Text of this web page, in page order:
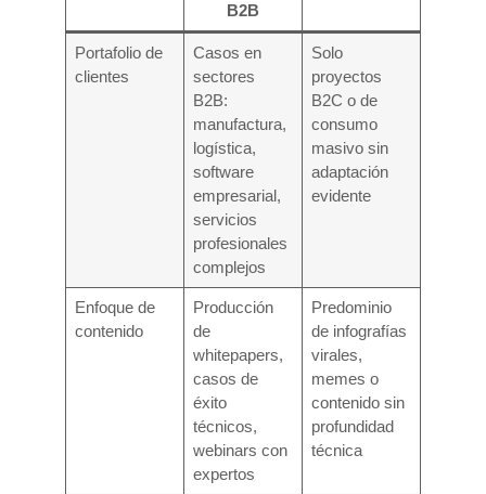
B2B
Portafolio de
clientes
Casos en
sectores
B2B:
manufactura,
logística,
software
empresarial,
servicios
profesionales
complejos
Solo
proyectos
B2C o de
consumo
masivo sin
adaptación
evidente
Enfoque de
contenido
Producción
de
whitepapers,
casos de
éxito
técnicos,
webinars con
expertos
Predominio
de infografías
virales,
memes o
contenido sin
profundidad
técnica